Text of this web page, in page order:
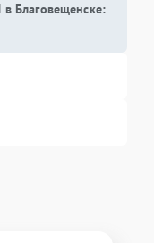
в Благовещенске: